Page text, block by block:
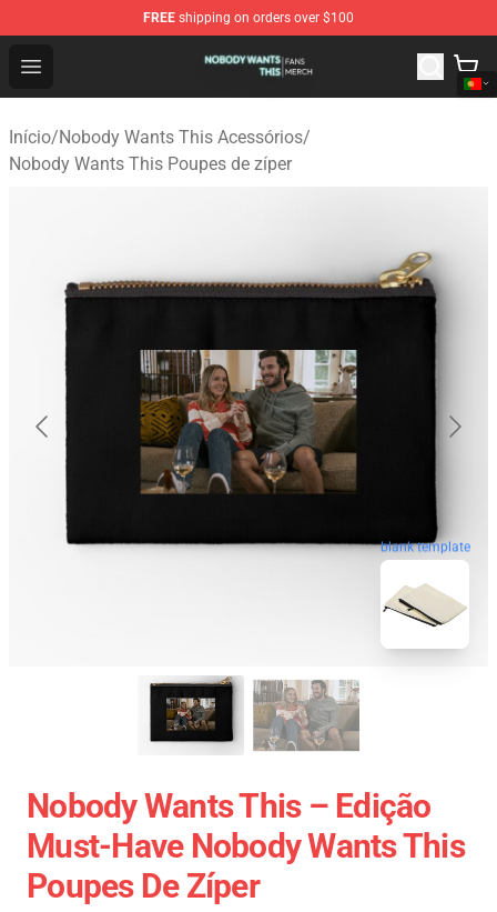
FREE shipping on orders over $100
Open menu
Nobody Wants This Shop - Official Nobody Wants This
Início/Nobody Wants This Acessórios/
Nobody Wants This Poupes de zíper
blank template
Nobody Wants This – Edição
Must-Have Nobody Wants This
Poupes De Zíper